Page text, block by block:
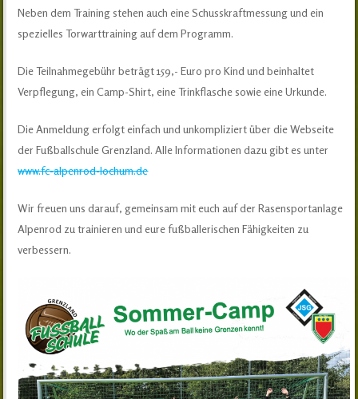
Neben dem Training stehen auch eine Schusskraftmessung und ein
spezielles Torwarttraining auf dem Programm.
Die Teilnahmegebühr beträgt 159,- Euro pro Kind und beinhaltet
Verpflegung, ein Camp-Shirt, eine Trinkflasche sowie eine Urkunde.
Die Anmeldung erfolgt einfach und unkompliziert über die Webseite
der Fußballschule Grenzland. Alle Informationen dazu gibt es unter
www.fc-alpenrod-lochum.de
Wir freuen uns darauf, gemeinsam mit euch auf der Rasensportanlage
Alpenrod zu trainieren und eure fußballerischen Fähigkeiten zu
verbessern.